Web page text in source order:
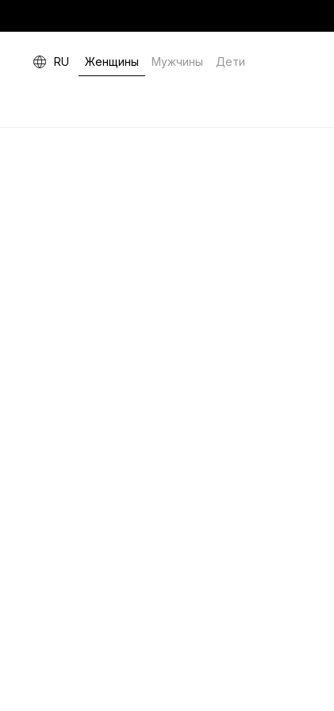
RU Женщины Мужчины Дети